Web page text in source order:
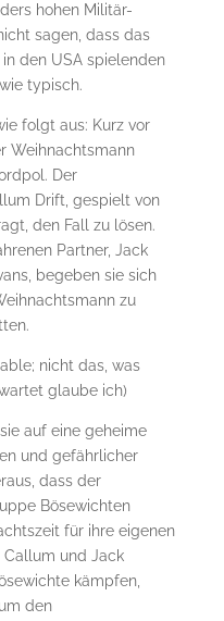
hohen Militär-
sagen, dass das
den USA spielenden
typisch.
folgt aus: Kurz vor
Weihnachtsmann
Der
Drift, gespielt von
den Fall zu lösen.
Partner, Jack
begeben sie sich
zu
nicht das, was
glaube ich)
auf eine geheime
und gefährlicher
dass der
Bösewichten
für ihre eigenen
und Jack
kämpfen,
den